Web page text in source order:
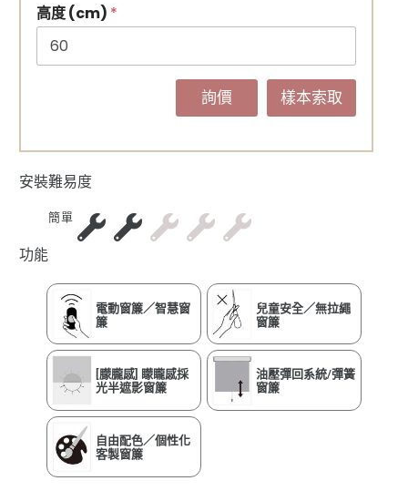
高度 (cm) *
詢價 樣本索取
安裝難易度
簡單
功能
電動窗簾／智慧窗
簾
兒童安全／無拉繩
窗簾
[朦朧感] 矇矓感採
光半遮影窗簾
油壓彈回系統/彈簧
窗簾
自由配色／個性化
客製窗簾